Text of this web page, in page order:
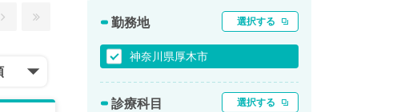
勤務地 選択する
神奈川県厚木市
診療科目 選択する